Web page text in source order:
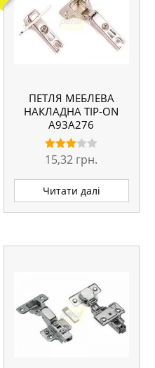
ПЕТЛЯ МЕБЛЕВА
НАКЛАДНА TIP-ON
A93A276
Оцінено
в
3.00
з 5
15,32 грн.
Читати далі